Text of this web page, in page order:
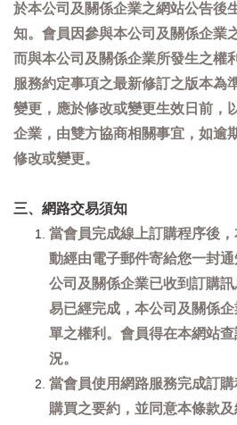
於本公司及關係企業之網站公告後
知。會員因參與本公司及關係企業
而與本公司及關係企業所發生之權
服務約定事項之最新修訂之版本為
變更，應於修改或變更生效日前，
企業，由雙方協商相關事宜，如逾
修改或變更。
三、網路交易須知
當會員完成線上訂購程序後
動經由電子郵件寄給您一封
公司及關係企業已收到訂購
易已經完成，本公司及關係
單之權利。會員得在本網站
況。
當會員使用網路服務完成訂
購買之要約，並同意本條款